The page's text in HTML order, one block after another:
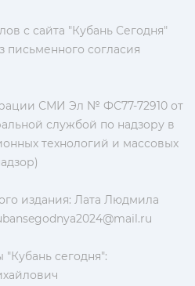
с сайта "Кубань Сегодня"
письменного согласия
СМИ Эл № ФС77-72910 от
службой по надзору в
технологий и массовых
издания: Лата Людмила
"Кубань сегодня":